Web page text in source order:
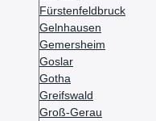
Fürstenfeldbruck
Gelnhausen
Gemersheim
Goslar
Gotha
Greifswald
Groß-Gerau